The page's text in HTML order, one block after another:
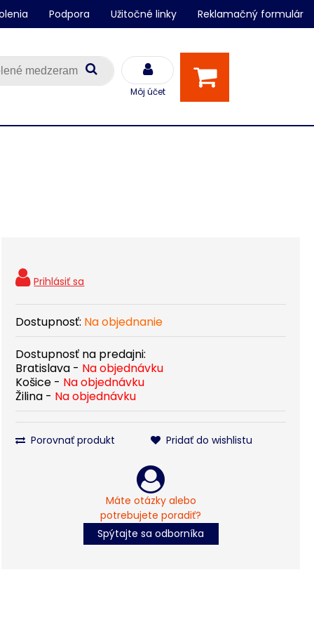
Môj účet
Podpora Užitočné linky Reklamačný formulár
Dostupnosť: Na objednanie
Dostupnosť na predajni:
Bratislava - Na objednávku
Košice - Na objednávku
Žilina - Na objednávku
Porovnať produkt Pridať do wishlistu
Máte otázky alebo
potrebujete poradiť?
Spýtajte sa odborníka